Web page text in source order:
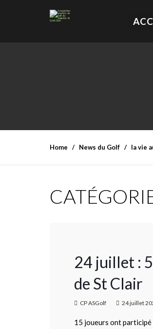
Home News du Golf la vie
24 juillet :
de St Clair
CP ASGolf 24 juillet
15 joueurs ont participé